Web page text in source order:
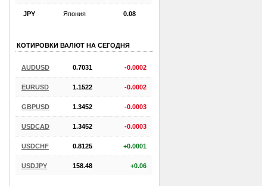
JPY Япония 0.08
КОТИРОВКИ ВАЛЮТ НА СЕГОДНЯ
AUDUSD 0.7031 -0.0002
EURUSD 1.1522 -0.0002
GBPUSD 1.3452 -0.0003
USDCAD 1.3452 -0.0003
USDCHF 0.8125 +0.0001
USDJPY 158.48 +0.06